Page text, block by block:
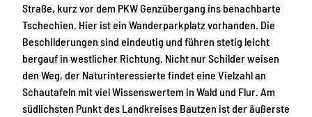
Straße, kurz vor dem PKW Genzübergang ins benachbarte
Tschechien. Hier ist ein Wanderparkplatz vorhanden. Die
Beschilderungen sind eindeutig und führen stetig leicht
bergauf in westlicher Richtung. Nicht nur Schilder weisen
den Weg, der Naturinteressierte findet eine Vielzahl an
Schautafeln mit viel Wissenswertem in Wald und Flur. Am
südlichsten Punkt des Landkreises Bautzen ist der äußerste